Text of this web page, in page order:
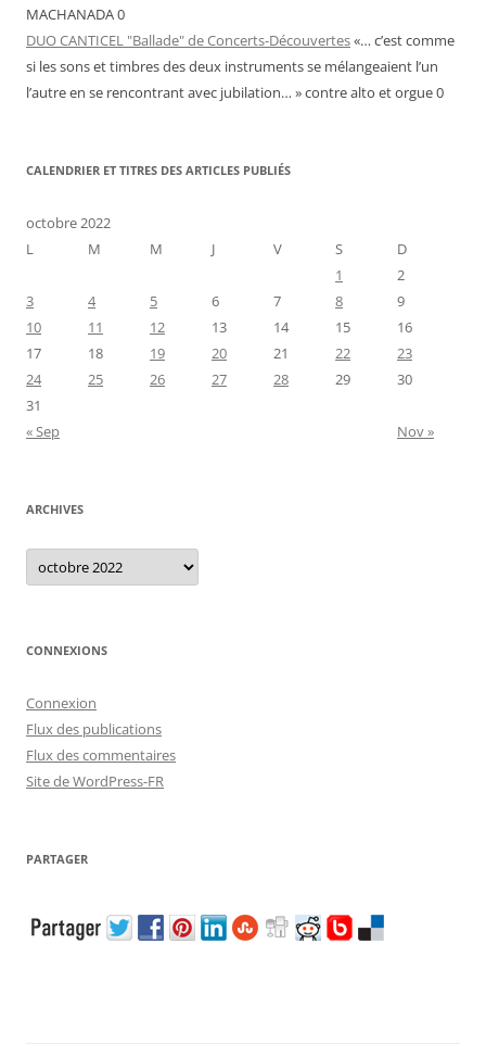
MACHANADA 0
DUO CANTICEL "Ballade" de Concerts-Découvertes«… c’est comme
si les sons et timbres des deux instruments se mélangeaient l’un
l’autre en se rencontrant avec jubilation… » contre alto et orgue 0
CALENDRIER ET TITRES DES ARTICLES PUBLIÉS
octobre 2022
L
M M J V S
D
1
2
3
4 5 6 7 8
9
10
11 12 13 14 15
16
17
18 19 20 21 22
23
24
25 26 27 28 29
30
31
« Sep
Nov »
ARCHIVES
Archives
CONNEXIONS
Connexion
Flux des publications
Flux des commentaires
Site de WordPress-FR
PARTAGER